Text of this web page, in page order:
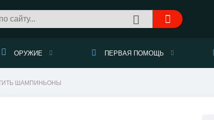
ОРУЖИЕ ПЕРВАЯ ПОМОЩЬ
ШАМПИНЬОНЫ